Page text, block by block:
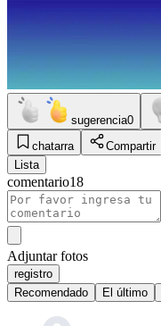
sugerencia0
chatarra
Compartir
Lista
comentario18
Adjuntar fotos
registro
Recomendado
El último